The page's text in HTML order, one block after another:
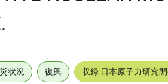
状況 復興 収録:日本原子力研究